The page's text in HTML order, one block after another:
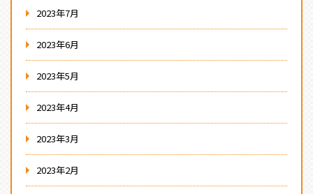
2023年7月
2023年6月
2023年5月
2023年4月
2023年3月
2023年2月